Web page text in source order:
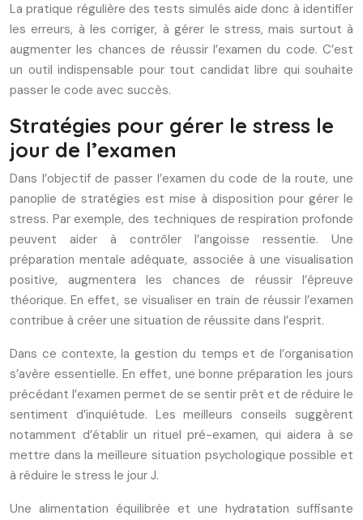
La pratique régulière des tests simulés aide donc à identifier
les erreurs, à les corriger, à gérer le stress, mais surtout à
augmenter les chances de réussir l’examen du code. C’est
un outil indispensable pour tout candidat libre qui souhaite
passer le code avec succès.
Stratégies pour gérer le stress le
jour de l’examen
Dans l’objectif de passer l’examen du code de la route, une
panoplie de stratégies est mise à disposition pour gérer le
stress. Par exemple, des techniques de respiration profonde
peuvent aider à contrôler l’angoisse ressentie. Une
préparation mentale adéquate, associée à une visualisation
positive, augmentera les chances de réussir l’épreuve
théorique. En effet, se visualiser en train de réussir l’examen
contribue à créer une situation de réussite dans l’esprit.
Dans ce contexte, la gestion du temps et de l’organisation
s’avère essentielle. En effet, une bonne préparation les jours
précédant l’examen permet de se sentir prêt et de réduire le
sentiment d’inquiétude. Les meilleurs conseils suggèrent
notamment d’établir un rituel pré-examen, qui aidera à se
mettre dans la meilleure situation psychologique possible et
à réduire le stress le jour J.
Une alimentation équilibrée et une hydratation suffisante